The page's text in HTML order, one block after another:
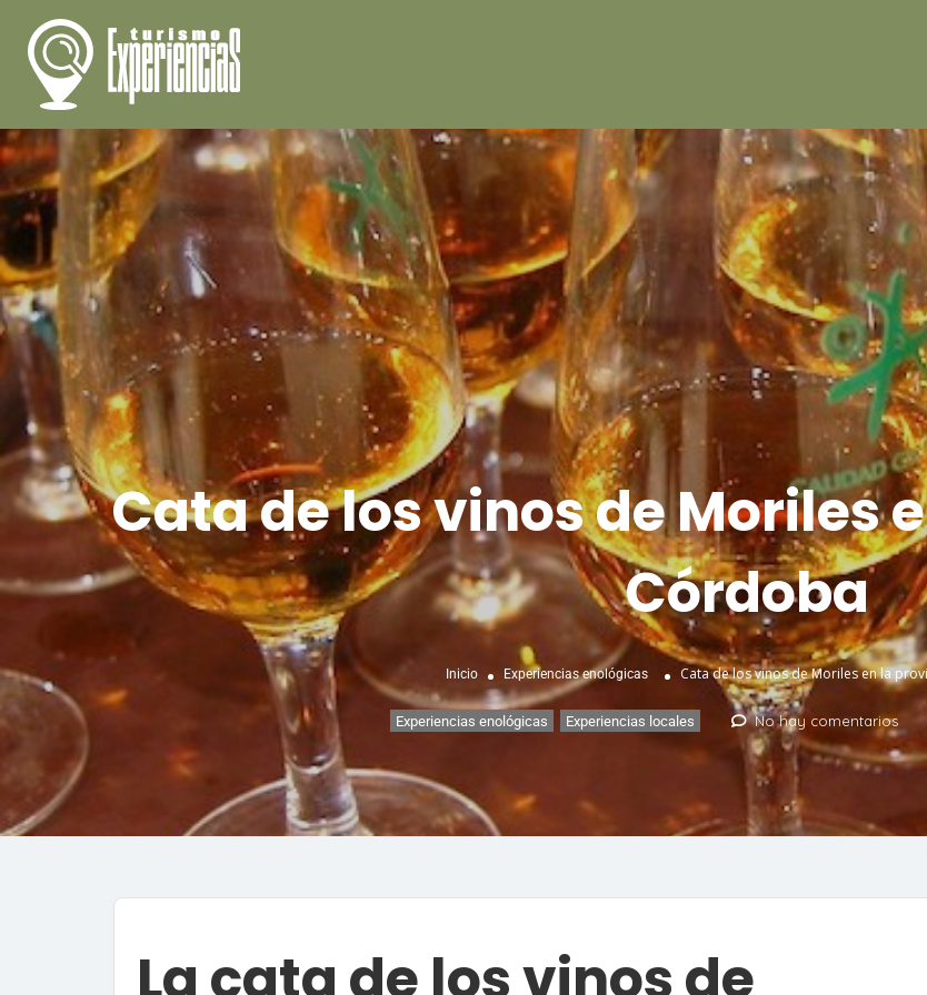
Cata de los vinos de Moriles
Córdoba
Inicio Experiencias enológicas Cata de los vinos de Moriles en la
Experiencias enológicas Experiencias locales No hay comentarios
La cata de los vinos de